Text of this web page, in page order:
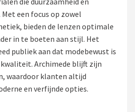
een focus op zowel
bieden de lenzen optimale
in te boeten aan stijl. Het
publiek aan dat modebewust is
kwaliteit. Archimede blijft zijn
waardoor klanten altijd
en verfijnde opties.